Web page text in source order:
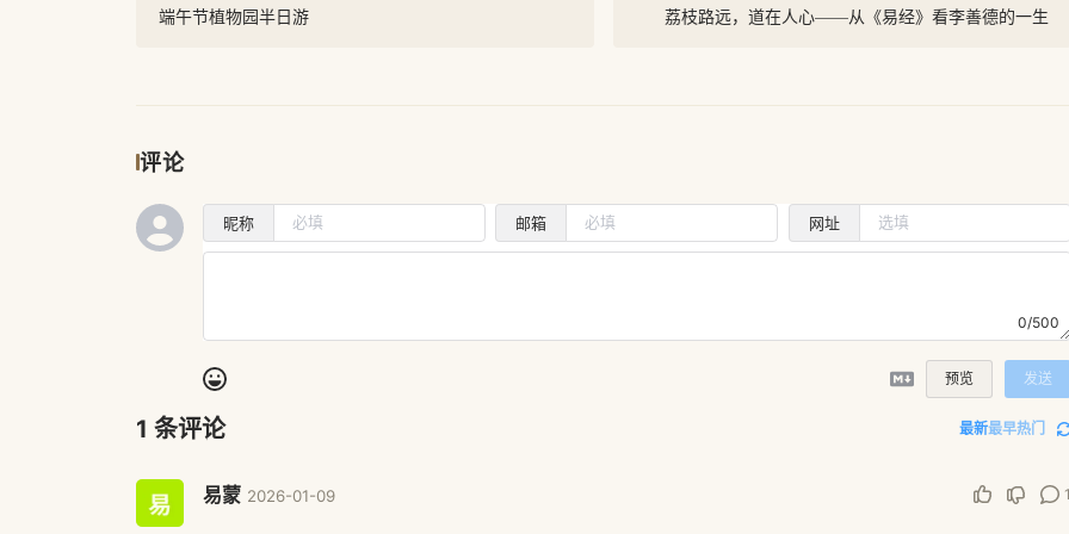
端午节植物园半日游 荔枝路远，道在人心——从《易经》看李善德的一生
评论
昵称 邮箱 网址
0/500
预览 发送
1 条评论 最新最早热门
易蒙 2026-01-09